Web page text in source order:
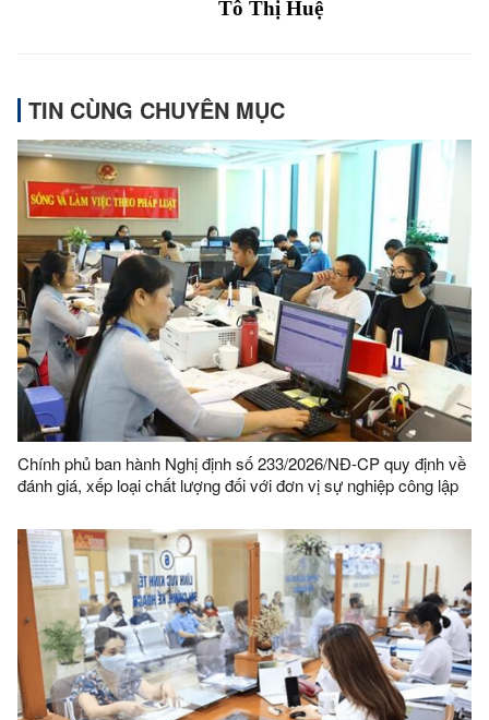
Tô Thị Huệ
TIN CÙNG CHUYÊN MỤC
Chính phủ ban hành Nghị định số 233/2026/NĐ-CP quy định về
đánh giá, xếp loại chất lượng đối với đơn vị sự nghiệp công lập